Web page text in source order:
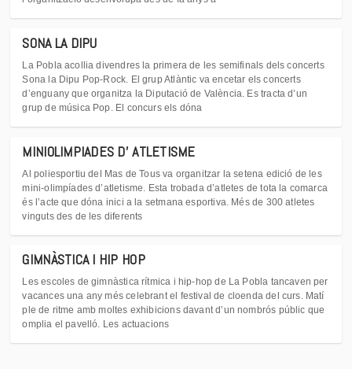
SONA LA DIPU
La Pobla acollia divendres la primera de les semifinals dels concerts
Sona la Dipu Pop-Rock. El grup Atlàntic va encetar els concerts
d’enguany que organitza la Diputació de València. Es tracta d’un
grup de música Pop. El concurs els dóna
MINIOLIMPIADES D' ATLETISME
Al poliesportiu del Mas de Tous va organitzar la setena edició de les
mini-olimpíades d’atletisme. Esta trobada d’atletes de tota la comarca
és l’acte que dóna inici a la setmana esportiva. Més de 300 atletes
vinguts des de les diferents
GIMNÀSTICA I HIP HOP
Les escoles de gimnàstica rítmica i hip-hop de La Pobla tancaven per
vacances una any més celebrant el festival de cloenda del curs. Matí
ple de ritme amb moltes exhibicions davant d’un nombrós públic que
omplia el pavelló. Les actuacions